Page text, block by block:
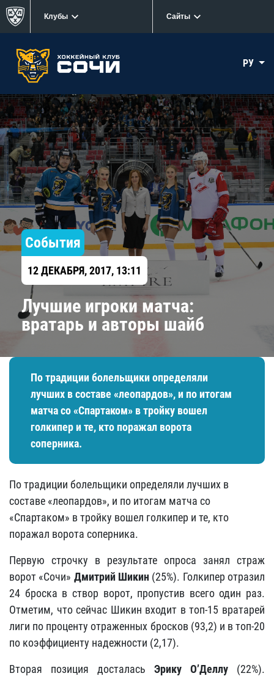
Клубы Сайты
РУ
События
12 ДЕКАБРЯ, 2017, 13:11
Лучшие игроки матча:
вратарь и авторы шайб
По традиции болельщики определяли
лучших в составе «леопардов», и по итогам
матча со «Спартаком» в тройку вошел
голкипер и те, кто поражал ворота
соперника.
По традиции болельщики определяли лучших в
составе «леопардов», и по итогам матча со
«Спартаком» в тройку вошел голкипер и те, кто
поражал ворота соперника.
Первую строчку в результате опроса занял страж
ворот «Сочи» Дмитрий Шикин (25%). Голкипер отразил
24 броска в створ ворот, пропустив всего один раз.
Отметим, что сейчас Шикин входит в топ-15 вратарей
лиги по проценту отраженных бросков (93,2) и в топ-20
по коэффициенту надежности (2,17).
Вторая позиция досталась Эрику О’Деллу (22%).